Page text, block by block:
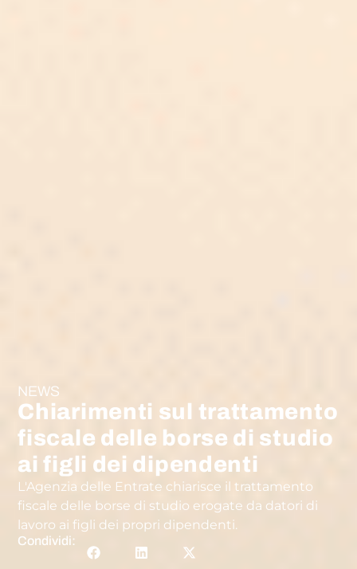
NEWS
Chiarimenti sul trattamento
fiscale delle borse di studio
ai figli dei dipendenti
L'Agenzia delle Entrate chiarisce il trattamento
fiscale delle borse di studio erogate da datori di
lavoro ai figli dei propri dipendenti.
Condividi: